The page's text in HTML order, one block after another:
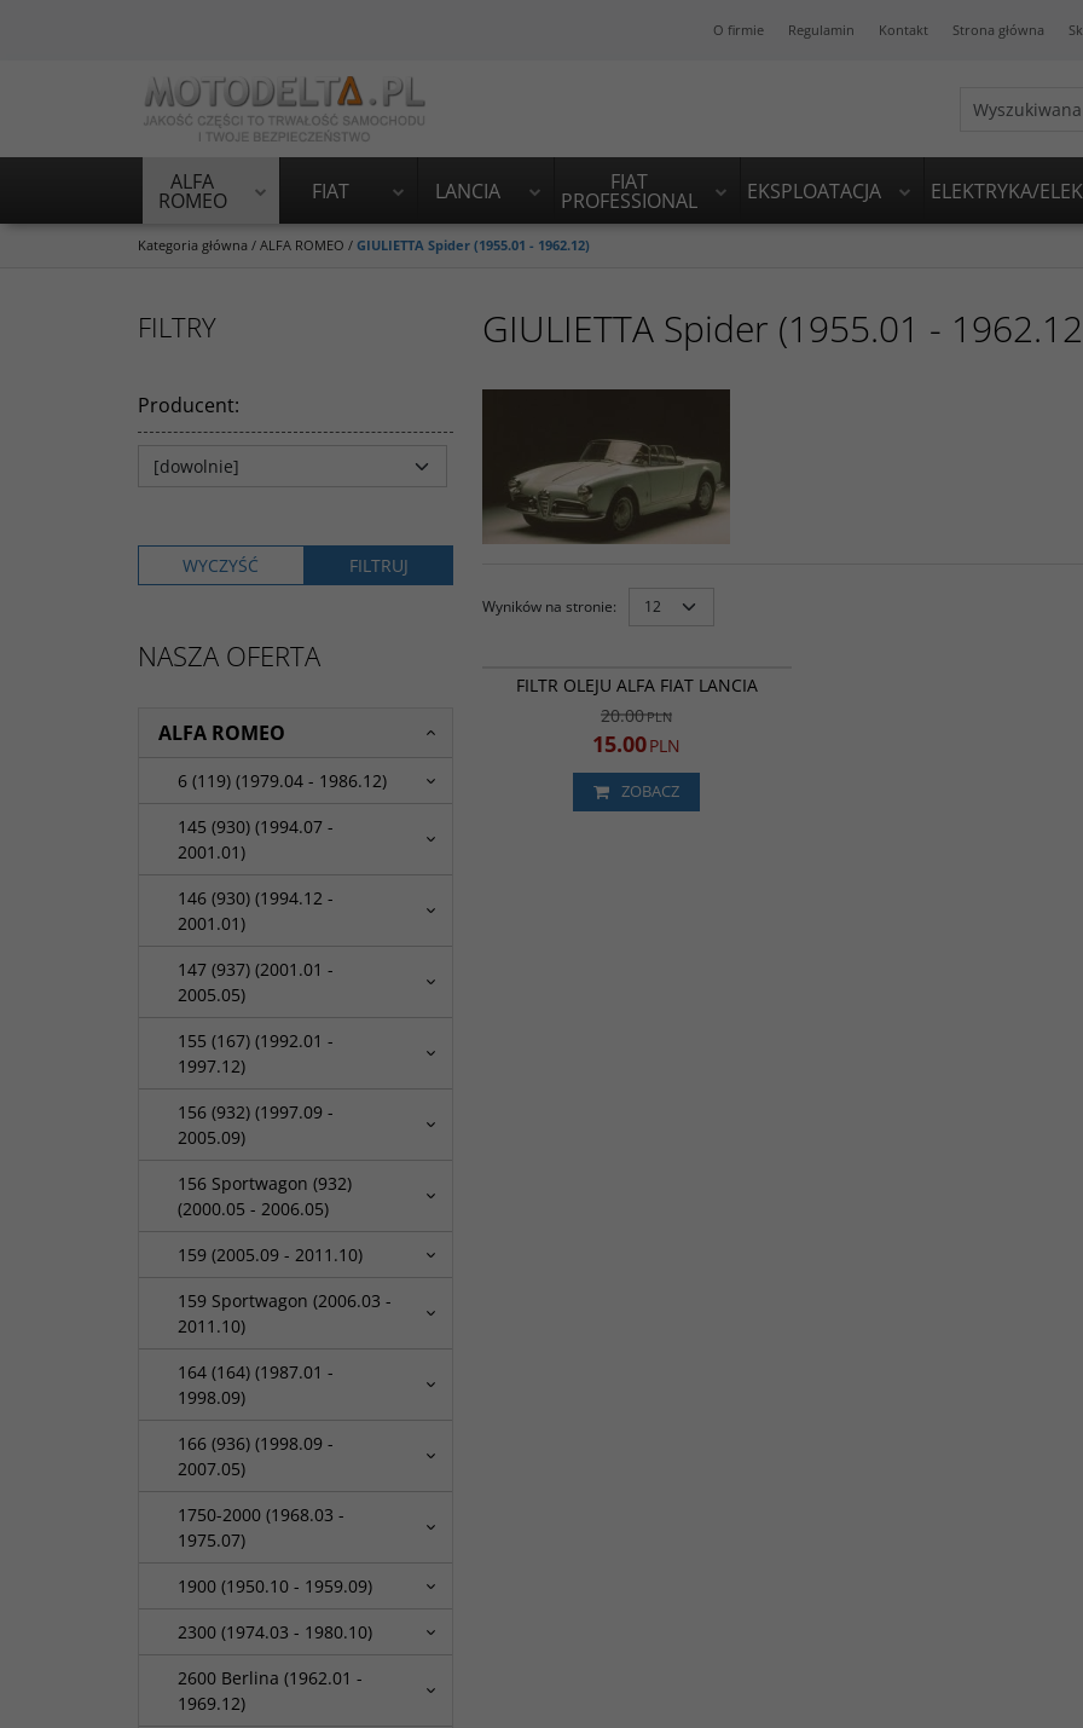
O firmie Regulamin Kontakt Strona główna
ALFA
ROMEO FIAT LANCIA FIAT
PROFESSIONAL EKSPLOATACJA ELEKTRYKA/
Kategoria główna / ALFA ROMEO / GIULIETTA Spider (1955.01 - 1962.12)
GIULIETTA Spider (1955.01 -
Wyników na stronie:
PROMOCJA
FILTR OLEJU ALFA FIAT LANCIA
20.00PLN
15.00PLN
ZOBACZ
FILTRY
Producent:
NASZA OFERTA
ALFA ROMEO
6 (119) (1979.04 - 1986.12)
145 (930) (1994.07 -
2001.01)
146 (930) (1994.12 -
2001.01)
147 (937) (2001.01 -
2005.05)
155 (167) (1992.01 -
1997.12)
156 (932) (1997.09 -
2005.09)
156 Sportwagon (932)
(2000.05 - 2006.05)
159 (2005.09 - 2011.10)
159 Sportwagon (2006.03 -
2011.10)
164 (164) (1987.01 -
1998.09)
166 (936) (1998.09 -
2007.05)
1750-2000 (1968.03 -
1975.07)
1900 (1950.10 - 1959.09)
2300 (1974.03 - 1980.10)
2600 Berlina (1962.01 -
1969.12)